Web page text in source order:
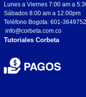
Aceite
Lunes a Viernes 7:00 am a
Sábados 8:00 am a 12:00pm
Teléfono Bogota: 601-3649752
info@corbeta.com.co
Tutoriales Corbeta